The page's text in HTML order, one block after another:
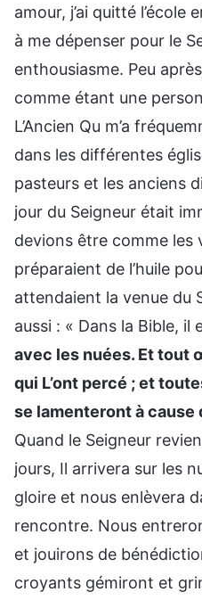
amour, j’ai quitté l’école
à me dépenser pour le
enthousiasme. Peu
comme étant une
L’Ancien Qu m’a
dans les différentes
pasteurs et les anciens
jour du Seigneur était
devions être comme les
préparaient de l’huile
attendaient la venue du
aussi : « Dans la Bible, il
avec les nuées. Et tout
qui L’ont percé ; et
se lamenteront à cause
Quand le Seigneur
jours, Il arrivera sur les
gloire et nous enlèvera
rencontre. Nous
et jouirons de
croyants gémiront et